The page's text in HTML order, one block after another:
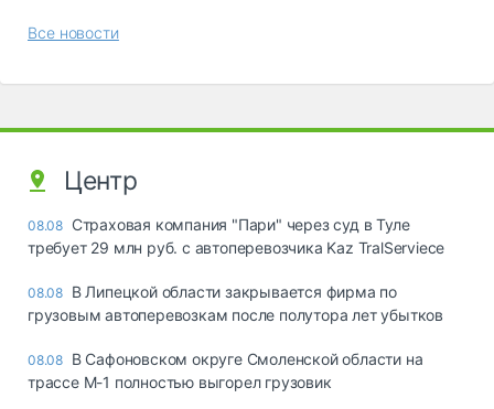
Все новости
Центр
08.08 Страховая компания "Пари" через суд в Туле
требует 29 млн руб. с автоперевозчика Kaz TralServiece
08.08 В Липецкой области закрывается фирма по
грузовым автоперевозкам после полутора лет убытков
08.08 В Сафоновском округе Смоленской области на
трассе М-1 полностью выгорел грузовик